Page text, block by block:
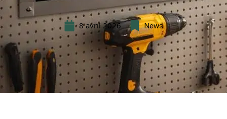
8 avril 2026 News